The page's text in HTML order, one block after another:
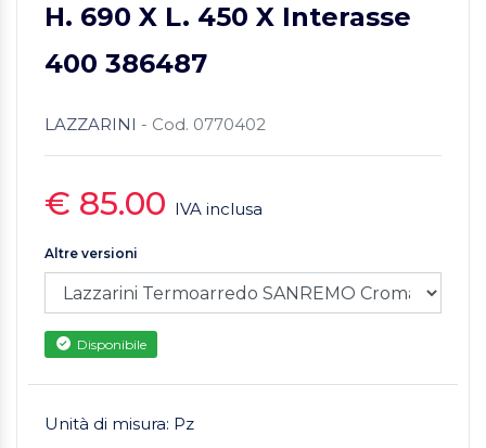
H. 690 X L. 450 X Interasse
400 386487
LAZZARINI - Cod. 0770402
€ 85.00 IVA inclusa
Altre versioni
Disponibile
Unità di misura: Pz